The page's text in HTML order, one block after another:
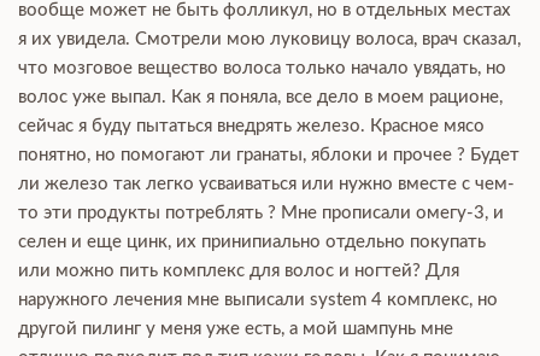
вообще может не быть фолликул, но в отдельных местах
я их увидела. Смотрели мою луковицу волоса, врач сказал,
что мозговое вещество волоса только начало увядать, но
волос уже выпал. Как я поняла, все дело в моем рационе,
сейчас я буду пытаться внедрять железо. Красное мясо
понятно, но помогают ли гранаты, яблоки и прочее ? Будет
ли железо так легко усваиваться или нужно вместе с чем-
то эти продукты потреблять ? Мне прописали омегу-3, и
селен и еще цинк, их принипиально отдельно покупать
или можно пить комплекс для волос и ногтей? Для
наружного лечения мне выписали system 4 комплекс, но
другой пилинг у меня уже есть, а мой шампунь мне